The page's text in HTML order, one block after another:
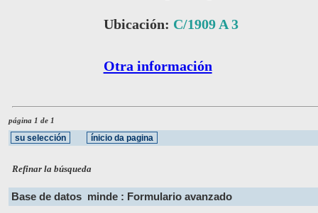
Ubicación: C/1909 A 3
Otra información
página 1 de 1
Refinar la búsqueda
Base de datos minde : Formulario avanzado